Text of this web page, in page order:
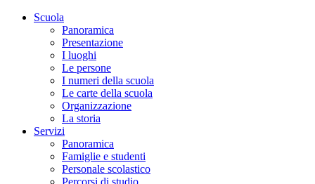
Scuola
Panoramica
Presentazione
I luoghi
Le persone
I numeri della scuola
Le carte della scuola
Organizzazione
La storia
Servizi
Panoramica
Famiglie e studenti
Personale scolastico
Percorsi di studio